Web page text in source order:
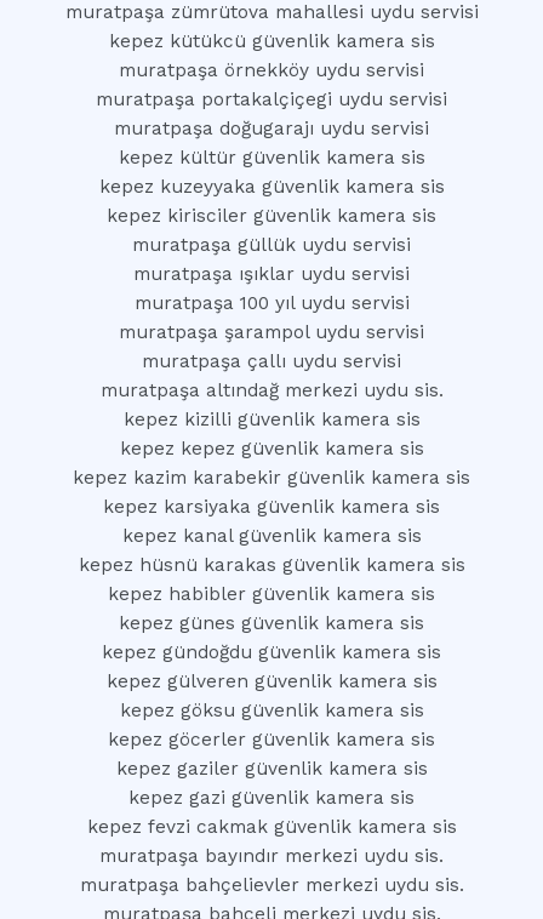
muratpaşa zümrütova mahallesi uydu servisi
kepez kütükcü güvenlik kamera sis
muratpaşa örnekköy uydu servisi
muratpaşa portakalçiçegi uydu servisi
muratpaşa doğugarajı uydu servisi
kepez kültür güvenlik kamera sis
kepez kuzeyyaka güvenlik kamera sis
kepez kirisciler güvenlik kamera sis
muratpaşa güllük uydu servisi
muratpaşa ışıklar uydu servisi
muratpaşa 100 yıl uydu servisi
muratpaşa şarampol uydu servisi
muratpaşa çallı uydu servisi
muratpaşa altındağ merkezi uydu sis.
kepez kizilli güvenlik kamera sis
kepez kepez güvenlik kamera sis
kepez kazim karabekir güvenlik kamera sis
kepez karsiyaka güvenlik kamera sis
kepez kanal güvenlik kamera sis
kepez hüsnü karakas güvenlik kamera sis
kepez habibler güvenlik kamera sis
kepez günes güvenlik kamera sis
kepez gündoğdu güvenlik kamera sis
kepez gülveren güvenlik kamera sis
kepez göksu güvenlik kamera sis
kepez göcerler güvenlik kamera sis
kepez gaziler güvenlik kamera sis
kepez gazi güvenlik kamera sis
kepez fevzi cakmak güvenlik kamera sis
muratpaşa bayındır merkezi uydu sis.
muratpaşa bahçelievler merkezi uydu sis.
muratpaşa bahçeli merkezi uydu sis.